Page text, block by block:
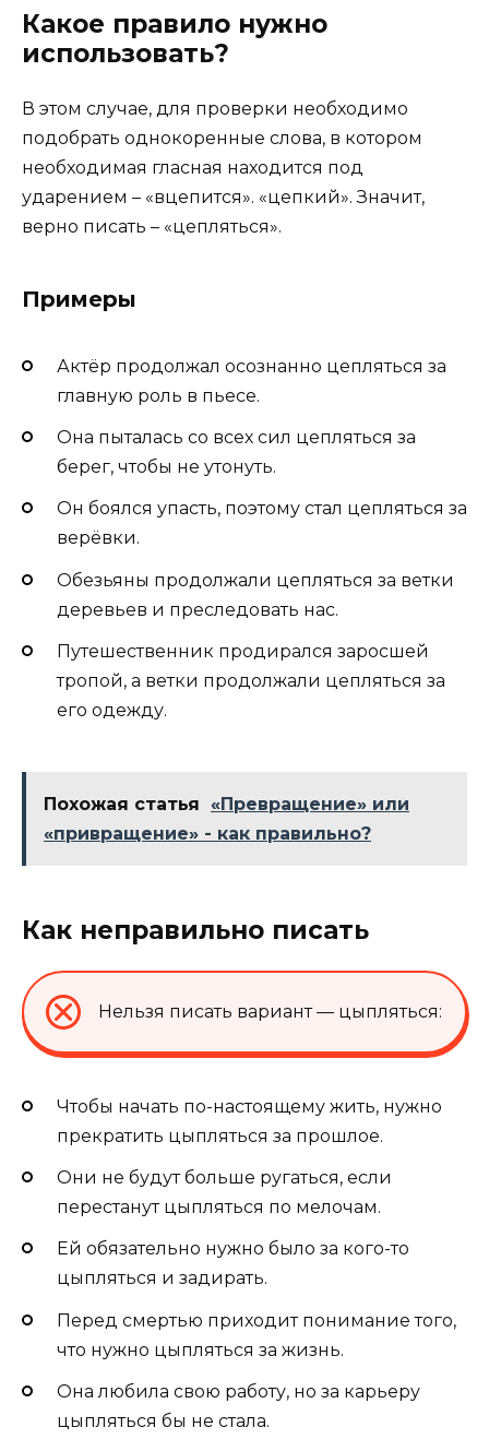
Какое правило нужно
использовать?
В этом случае, для проверки необходимо
подобрать однокоренные слова, в котором
необходимая гласная находится под
ударением – «вцепится». «цепкий». Значит,
верно писать – «цепляться».
Примеры
Актёр продолжал осознанно цепляться за
главную роль в пьесе.
Она пыталась со всех сил цепляться за
берег, чтобы не утонуть.
Он боялся упасть, поэтому стал цепляться за
верёвки.
Обезьяны продолжали цепляться за ветки
деревьев и преследовать нас.
Путешественник продирался заросшей
тропой, а ветки продолжали цепляться за
его одежду.
Похожая статья
«Превращение» или
«привращение» - как правильно?
Как неправильно писать
Нельзя писать вариант — цыпляться:
Чтобы начать по-настоящему жить, нужно
прекратить цыпляться за прошлое.
Они не будут больше ругаться, если
перестанут цыпляться по мелочам.
Ей обязательно нужно было за кого-то
цыпляться и задирать.
Перед смертью приходит понимание того,
что нужно цыпляться за жизнь.
Она любила свою работу, но за карьеру
цыпляться бы не стала.